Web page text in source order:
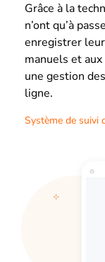
Grâce à la
n’ont qu’à
enregistrer
manuels et
une gestion
ligne.
Système de suivi